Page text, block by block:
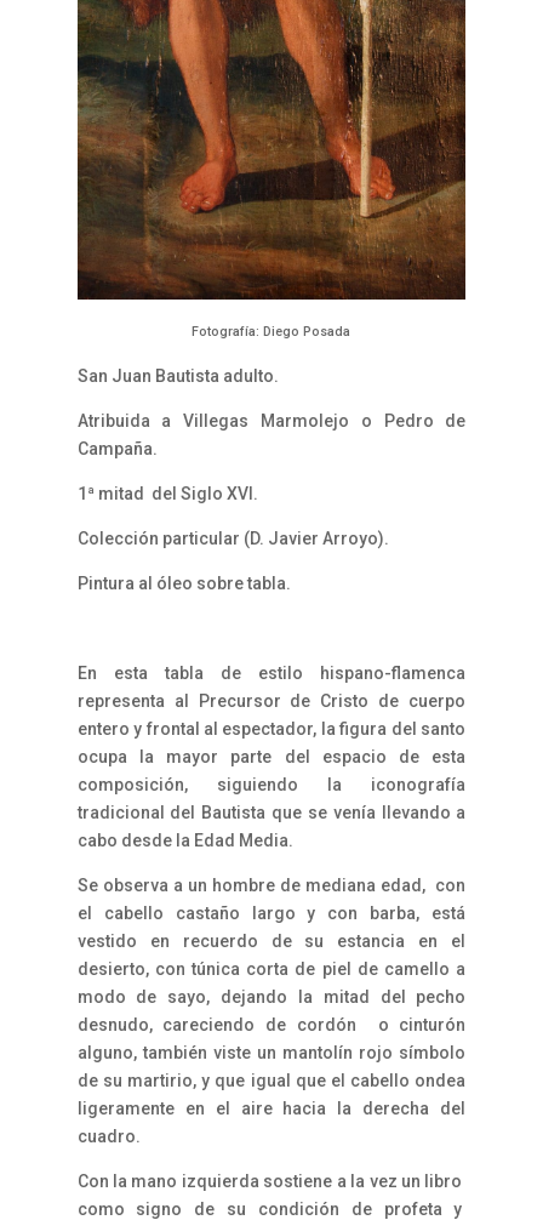
Fotografía: Diego Posada
San Juan Bautista adulto.
Atribuida a Villegas Marmolejo o Pedro de
Campaña.
1ª mitad del Siglo XVI.
Colección particular (D. Javier Arroyo).
Pintura al óleo sobre tabla.
En esta tabla de estilo hispano-flamenca
representa al Precursor de Cristo de cuerpo
entero y frontal al espectador, la figura del santo
ocupa la mayor parte del espacio de esta
composición, siguiendo la iconografía
tradicional del Bautista que se venía llevando a
cabo desde la Edad Media.
Se observa a un hombre de mediana edad, con
el cabello castaño largo y con barba, está
vestido en recuerdo de su estancia en el
desierto, con túnica corta de piel de camello a
modo de sayo, dejando la mitad del pecho
desnudo, careciendo de cordón o cinturón
alguno, también viste un mantolín rojo símbolo
de su martirio, y que igual que el cabello ondea
ligeramente en el aire hacia la derecha del
cuadro.
Con la mano izquierda sostiene a la vez un libro
como signo de su condición de profeta y